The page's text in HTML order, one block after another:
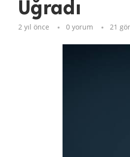
Uğradı
2 yıl önce 0 yorum 21